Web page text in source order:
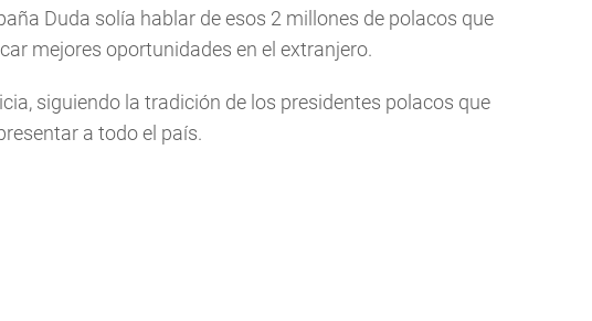
Duda solía hablar de esos 2 millones de polacos que
mejores oportunidades en el extranjero.
siguiendo la tradición de los presidentes polacos que
a todo el país.